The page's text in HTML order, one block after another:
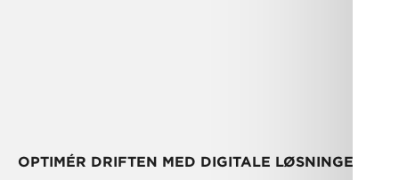
OPTIMÉR DRIFTEN MED DIGITALE LØSNINGER